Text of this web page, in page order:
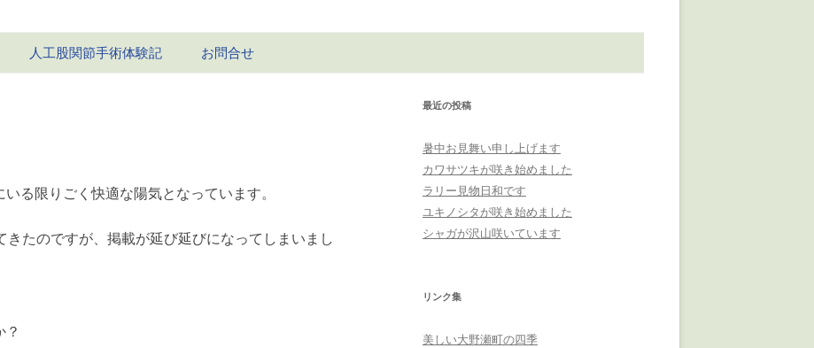
コ
ン
人工股関節手術体験記
2回目の経過
お問合せ
る限りごく快適な陽気となっています。
たのですが、掲載が延び延びになってしまいまし
最近の投稿
暑中お見舞い申し上げます
カワサツキが咲き始めました
ラリー見物日和です
ユキノシタが咲き始めました
シャガが沢山咲いています
リンク集
美しい大野瀬町の四季